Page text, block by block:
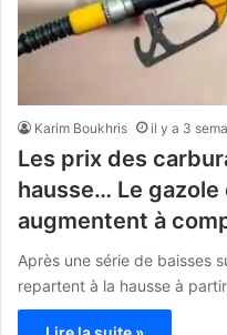
Karim Boukhris il y a 3
Les prix des
hausse… Le gazole
augmentent à
Après une série de baisses
repartent à la hausse à